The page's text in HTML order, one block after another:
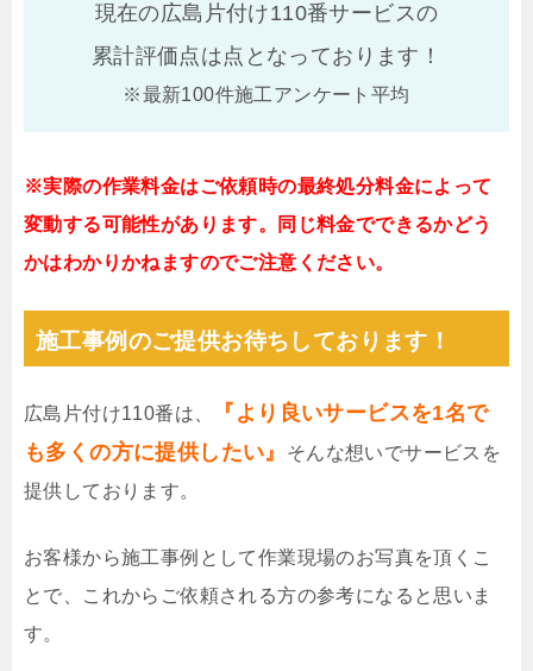
現在の広島片付け110番サービスの
累計評価点は点となっております！
※最新100件施工アンケート平均
※実際の作業料金はご依頼時の最終処分料金によって
変動する可能性があります。同じ料金でできるかどう
かはわかりかねますのでご注意ください。
施工事例のご提供お待ちしております！
広島片付け110番は、
『より良いサービスを1名で
も多くの方に提供したい』
そんな想いでサービスを
提供しております。
お客様から施工事例として作業現場のお写真を頂くこ
とで、これからご依頼される方の参考になると思いま
す。